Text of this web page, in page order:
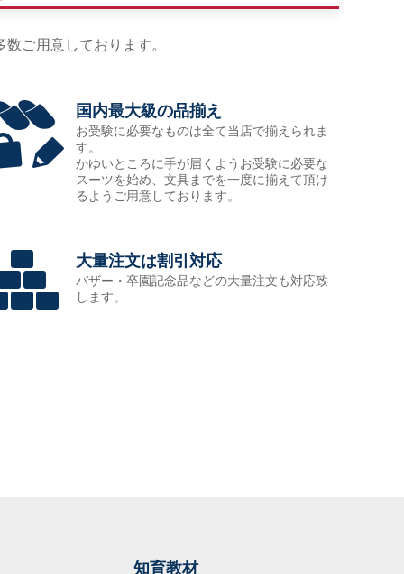
ご用意しております。
国内最大級の品揃え
お受験に必要なものは全て当店で揃えられま
す。
かゆいところに手が届くようお受験に必要な
スーツを始め、文具までを一度に揃えて頂け
るようご用意しております。
大量注文は割引対応
バザー・卒園記念品などの大量注文も対応致
します。